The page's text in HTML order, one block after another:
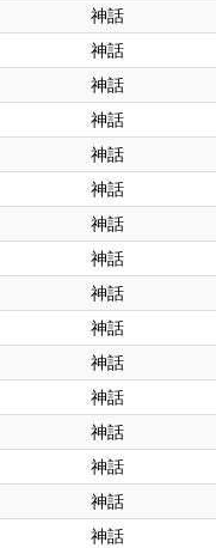
神話
神話
神話
神話
神話
神話
神話
神話
神話
神話
神話
神話
神話
神話
神話
神話